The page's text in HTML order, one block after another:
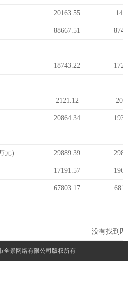
20163.55
88667.51
18743.22
2121.12
20864.34
元) 29889.39
17191.57
67803.17
没有找到
全景网络有限公司版权所有